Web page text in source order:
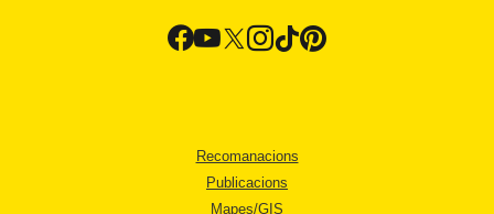
Recomanacions
Publicacions
Mapes/GIS